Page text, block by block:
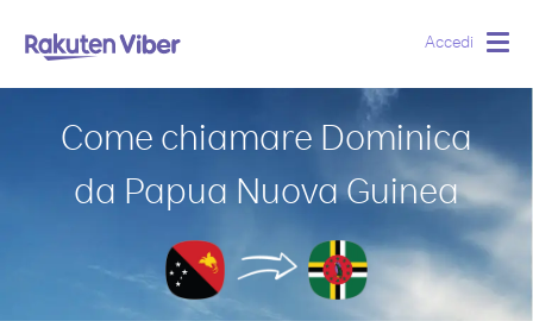
Accedi
Come chiamare Dominica
da Papua Nuova Guinea